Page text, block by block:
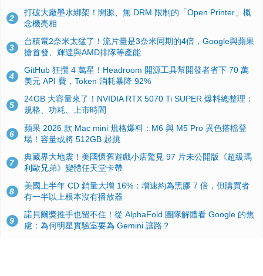
2
打破大廠墨水綁架！開源、無 DRM 限制的「Open Printer」概
念機亮相
3
台積電2奈米太猛了！流片量是3奈米同期的4倍，Google與蘋果
搶首發、輝達與AMD排隊等產能
4
GitHub 狂攬 4 萬星！Headroom 開源工具幫開發者省下 70 萬
美元 API 費，Token 消耗暴降 92%
5
24GB 大容量來了！NVIDIA RTX 5070 Ti SUPER 爆料總整理：
規格、功耗、上市時間
6
蘋果 2026 款 Mac mini 規格爆料：M6 與 M5 Pro 異色搭檔登
場！容量或將 512GB 起跳
7
典藏界大地震！美國懷舊遊戲小店驚見 97 片未公開版《超級瑪
利歐兄弟》變體任天堂卡帶
8
美國上半年 CD 銷量大增 16%：增速約為黑膠 7 倍，但購買者
有一半以上根本沒有播放器
9
諾貝爾獎推手也留不住！從 AlphaFold 團隊解體看 Google 的焦
慮：為何明星實驗室要為 Gemini 讓路？